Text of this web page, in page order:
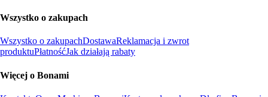
Wszystko o zakupach
Wszystko o zakupachDostawaReklamacja i zwrot
produktuPłatnośćJak działają rabaty
Więcej o Bonami